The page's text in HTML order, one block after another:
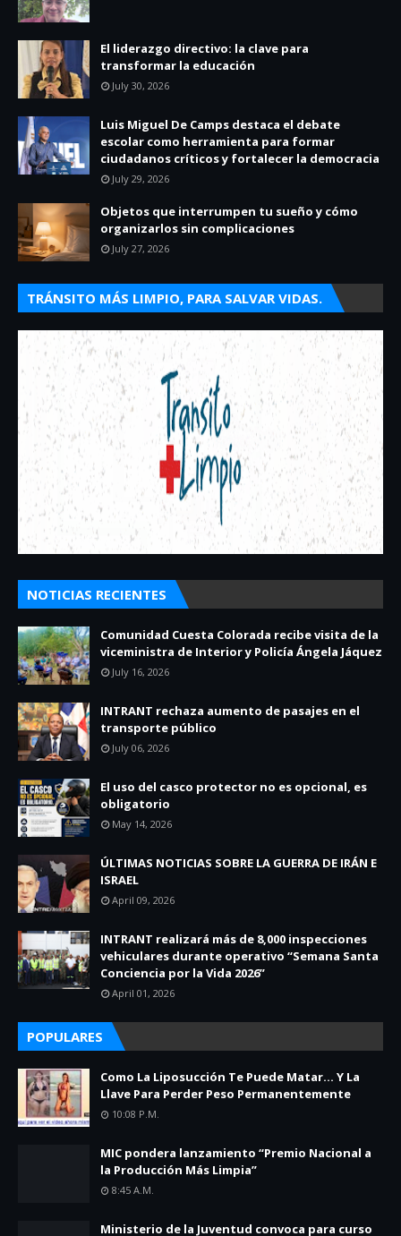
El liderazgo directivo: la clave para
transformar la educación
July 30, 2026
Luis Miguel De Camps destaca el debate
escolar como herramienta para formar
ciudadanos críticos y fortalecer la democracia
July 29, 2026
Objetos que interrumpen tu sueño y cómo
organizarlos sin complicaciones
July 27, 2026
TRÁNSITO MÁS LIMPIO, PARA SALVAR VIDAS.
NOTICIAS RECIENTES
Comunidad Cuesta Colorada recibe visita de la
viceministra de Interior y Policía Ángela Jáquez
July 16, 2026
INTRANT rechaza aumento de pasajes en el
transporte público
July 06, 2026
El uso del casco protector no es opcional, es
obligatorio
May 14, 2026
ÚLTIMAS NOTICIAS SOBRE LA GUERRA DE IRÁN E
ISRAEL
April 09, 2026
INTRANT realizará más de 8,000 inspecciones
vehiculares durante operativo “Semana Santa
Conciencia por la Vida 2026”
April 01, 2026
POPULARES
Como La Liposucción Te Puede Matar… Y La
Llave Para Perder Peso Permanentemente
10:08 P.m.
MIC pondera lanzamiento “Premio Nacional a
la Producción Más Limpia”
8:45 A.m.
Ministerio de la Juventud convoca para curso